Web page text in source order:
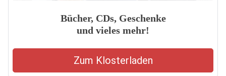
Bücher, CDs, Geschenke
und vieles mehr!
Zum Klosterladen